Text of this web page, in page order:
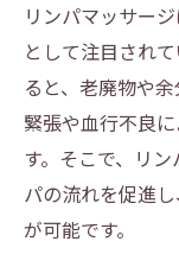
リンパマッサー
として注目され
ると、老廃物や
緊張や血行不良
す。そこで、リ
パの流れを促進
が可能です。